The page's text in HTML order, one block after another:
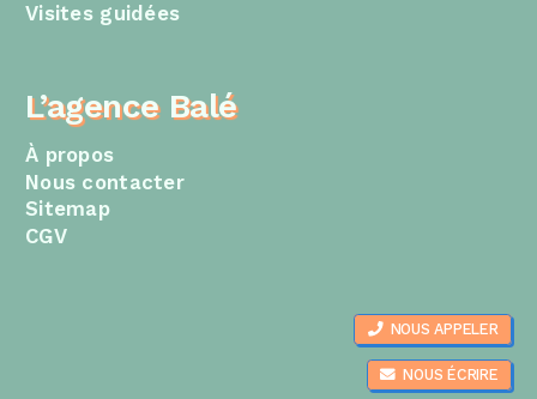
Visites guidées
L’agence Balé
À propos
Nous contacter
Sitemap
CGV
NOUS APPELER
NOUS ÉCRIRE